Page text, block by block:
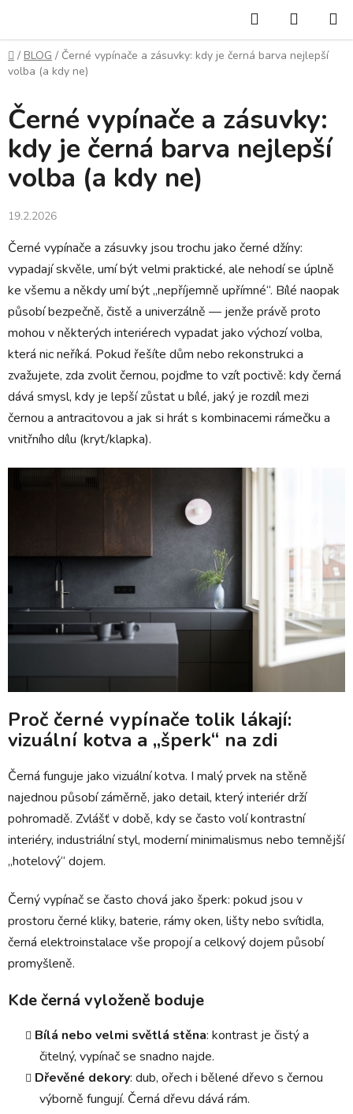
obsah
Hledat
KOŠÍK
Domů
/ BLOG / Černé vypínače a zásuvky: kdy je černá barva nejlepší
volba (a kdy ne)
Černé vypínače a zásuvky:
kdy je černá barva nejlepší
volba (a kdy ne)
19.2.2026
Černé vypínače a zásuvky jsou trochu jako černé džíny:
vypadají skvěle, umí být velmi praktické, ale nehodí se úplně
ke všemu a někdy umí být „nepříjemně upřímné“. Bílé naopak
působí bezpečně, čistě a univerzálně — jenže právě proto
mohou v některých interiérech vypadat jako výchozí volba,
která nic neříká. Pokud řešíte dům nebo rekonstrukci a
zvažujete, zda zvolit černou, pojďme to vzít poctivě: kdy černá
dává smysl, kdy je lepší zůstat u bílé, jaký je rozdíl mezi
černou a antracitovou a jak si hrát s kombinacemi rámečku a
vnitřního dílu (kryt/klapka).
Proč černé vypínače tolik lákají:
vizuální kotva a „šperk“ na zdi
Černá funguje jako vizuální kotva. I malý prvek na stěně
najednou působí záměrně, jako detail, který interiér drží
pohromadě. Zvlášť v době, kdy se často volí kontrastní
interiéry, industriální styl, moderní minimalismus nebo temnější
„hotelový“ dojem.
Černý vypínač se často chová jako šperk: pokud jsou v
prostoru černé kliky, baterie, rámy oken, lišty nebo svítidla,
černá elektroinstalace vše propojí a celkový dojem působí
promyšleně.
Kde černá vyloženě boduje
Bílá nebo velmi světlá stěna: kontrast je čistý a
čitelný, vypínač se snadno najde.
Dřevěné dekory: dub, ořech i bělené dřevo s černou
výborně fungují. Černá dřevu dává rám.